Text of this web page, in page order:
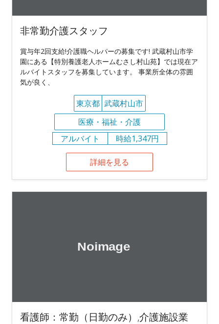
非常勤介護スタッフ
賞与年2回支給!介護職ヘルパーの募集です! 武蔵村山市学
園にある【特別養護老人ホームむさし村山苑】では現在ア
ルバイトスタッフを募集しています。 事業所全体の雰囲
気が良く、
東京都 武蔵村山市
医療・福祉・介護
アルバイト
時給1,347円
詳細を見る
看護師：常勤（日勤のみ）,介護施設業